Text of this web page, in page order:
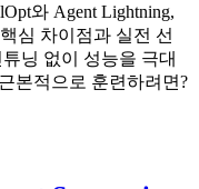
와 Agent Lightning,
심 차이점과 실전 선
닝 없이 성능을 극대
본적으로 훈련하려면?